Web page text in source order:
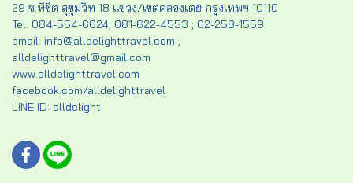
29 ซ.พิชิต สุขุมวิท 18 แขวง/เขตคลองเตย กรุงเทพฯ 10110
Tel. 084-554-6624; 081-622-4553 ; 02-258-1559
email: info@alldelighttravel.com ;
alldelighttravel@gmail.com
www.alldelighttravel.com
facebook.com/alldelighttravel
LINE ID: alldelight